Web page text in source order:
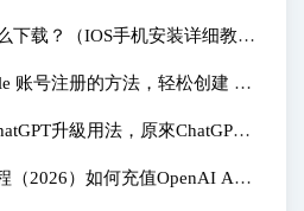
怎么安装
下载？（IOS手机安装详细教
账号注册的方法，轻松创建 G
等账号！
升級用法，原來ChatGPT
（2026）如何充值OpenAI AP